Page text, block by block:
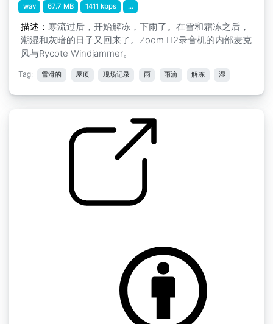
wav 67.7 MB 1411 kbps ...
描述： 寒流过后，开始解冻，下雨了。在雪和霜冻之后，
潮湿和灰暗的日子又回来了。Zoom H2录音机的内部麦克
风与Rycote Windjammer。
Tag: 雪滑的 屋顶 现场记录 雨 雨滴 解冻 湿